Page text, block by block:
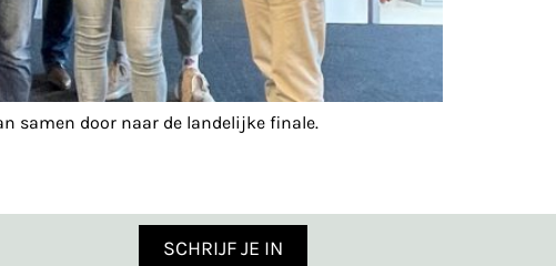
samen door naar de landelijke finale.
SCHRIJF JE IN